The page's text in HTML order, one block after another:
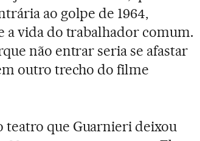
ao golpe de 1964,
a vida do trabalhador comum.
não entrar seria se afastar
outro trecho do filme
teatro que Guarnieri deixou